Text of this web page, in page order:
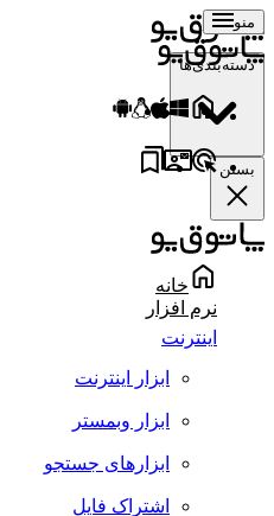
منو
دسته‌بندی‌ها
بستن
خانه
نرم افزار
اینترنت
ابزار اینترنت
ابزار وبمستر
ابزارهای جستجو
اشتراک فایل